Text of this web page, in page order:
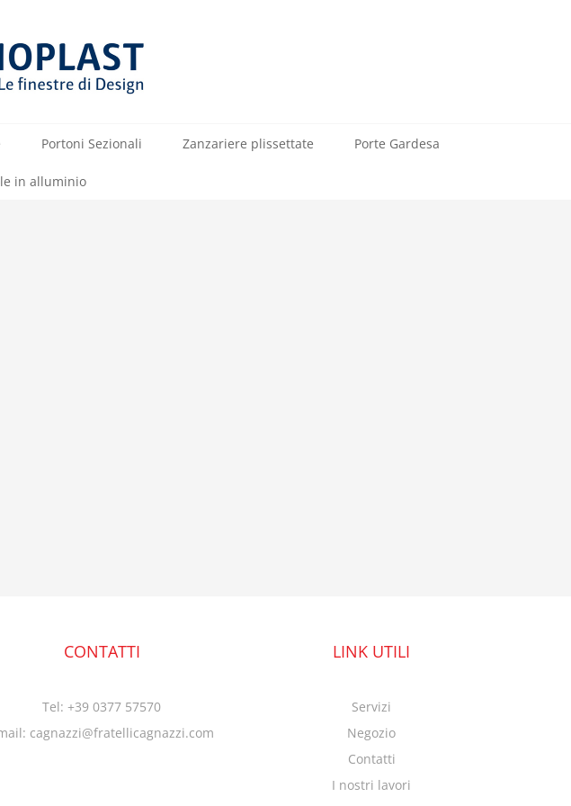
Portoni Sezionali Zanzariere plissettate Porte Gardesa
in alluminio
CONTATTI
Tel: +39 0377 57570
cagnazzi@fratellicagnazzi.com
LINK UTILI
Servizi
Negozio
Contatti
I nostri lavori